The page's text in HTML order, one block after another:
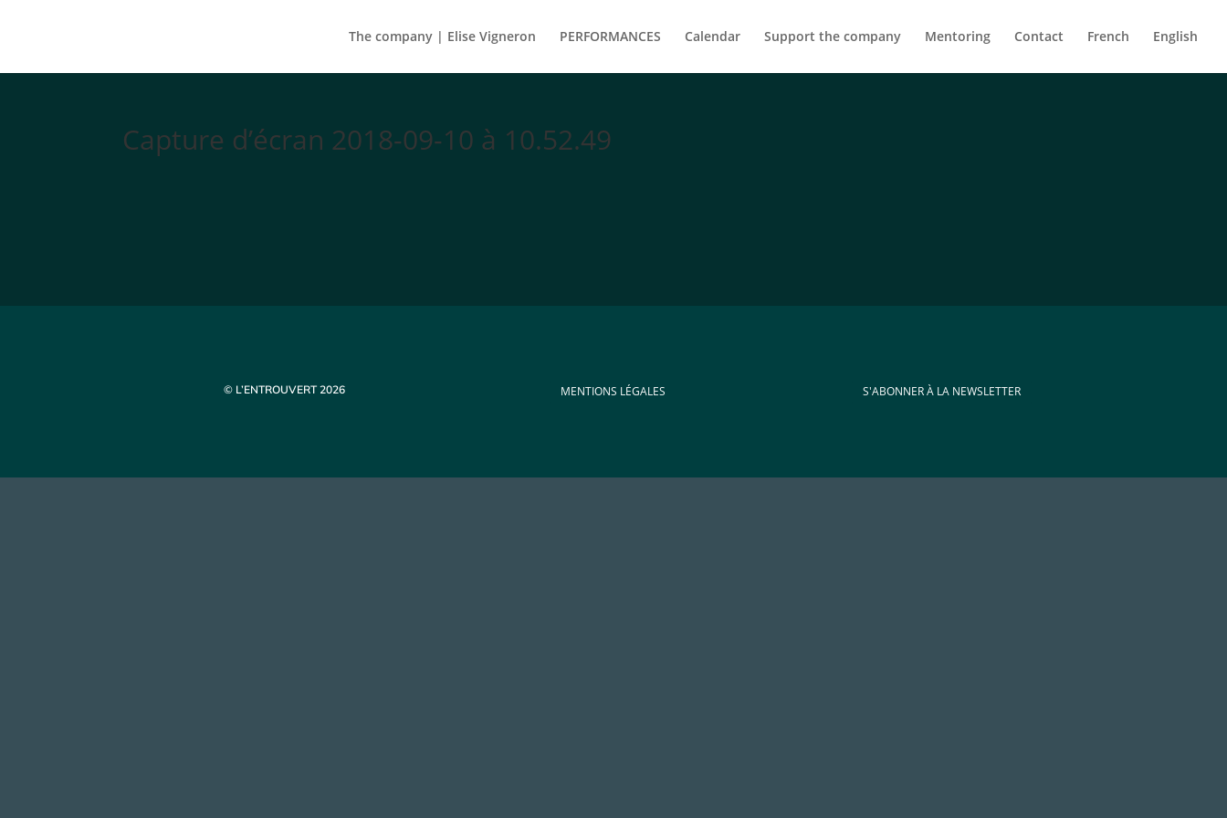
The company | Elise Vigneron PERFORMANCES Calendar Support the company Mentoring Contact French English
Capture d’écran 2018-09-10 à 10.52.49
© L’ENTROUVERT 2026 MENTIONS LÉGALES S'ABONNER À LA NEWSLETTER